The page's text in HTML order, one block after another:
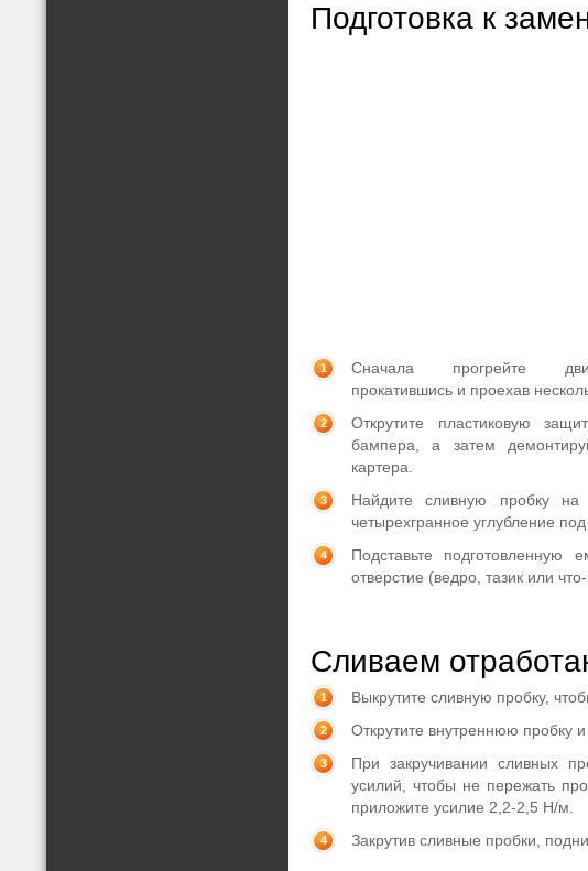
Подготовка к
Сначала прогрейте
прокатившись и проехав
Открутите пластиковую
бампера, а затем
картера.
Найдите сливную пробку
четырехгранное углубление под
Подставьте подготовленную
отверстие (ведро, тазик или
Сливаем
Выкрутите сливную пробку,
Открутите внутреннюю пробку и
При закручивании сливных
усилий, чтобы не пережать
приложите усилие 2,2-2,5 Н/м.
Закрутив сливные пробки,